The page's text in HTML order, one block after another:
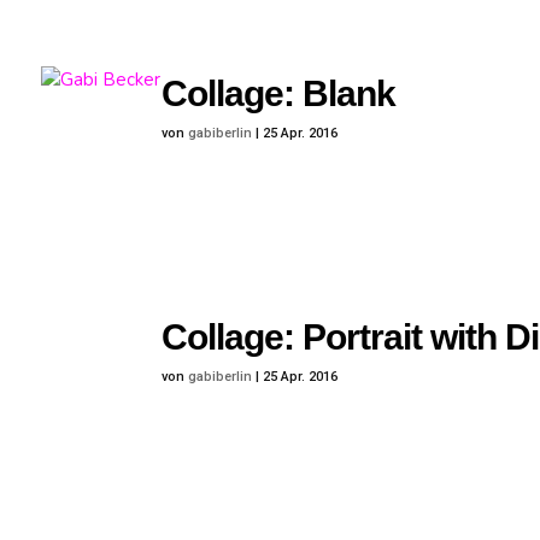
Collage: Blank
vongabiberlin | 25 Apr. 2016
Collage: Portrait with
vongabiberlin | 25 Apr. 2016